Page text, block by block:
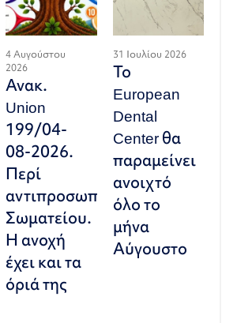
4 Αυγούστου
2026
Ανακ.
Union
199/04-
08-2026.
Περί
αντιπροσωπευτικού
Σωματείου.
Η ανοχή
έχει και τα
όριά της
31 Ιουλίου 2026
Το
European
Dental
Center θα
παραμείνει
ανοιχτό
όλο το
μήνα
Αύγουστο